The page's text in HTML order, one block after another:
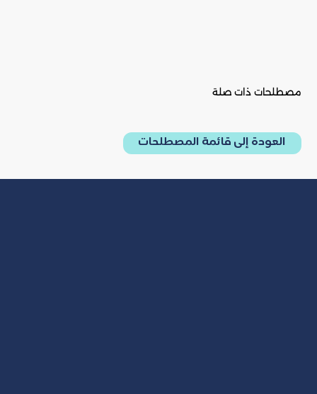
مصطلحات ذات صلة
العودة إلى قائمة المصطلحات